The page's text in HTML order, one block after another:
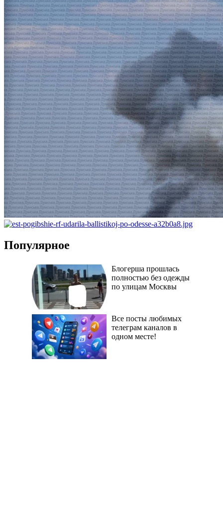
Популярное
Блогерша прошлась
полностью без одежды
по улицам Москвы
Все посты любимых
телеграм каналов в
одном месте!